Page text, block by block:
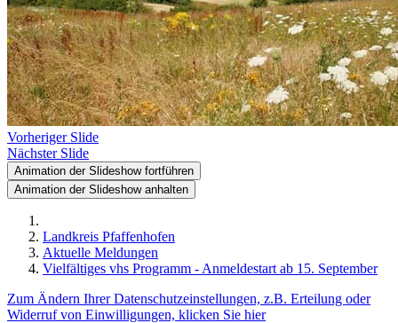
Vorheriger Slide
Nächster Slide
Animation der Slideshow fortführen
Animation der Slideshow anhalten
Landkreis Pfaffenhofen
Aktuelle Meldungen
Vielfältiges vhs Programm - Anmeldestart ab 15. September
Zum Ändern Ihrer Datenschutzeinstellungen, z.B. Erteilung oder
Widerruf von Einwilligungen, klicken Sie hier